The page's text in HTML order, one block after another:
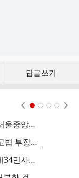
답글쓰기
[국민감사] 마은혁 (현)헌법재판관, (전)서울중앙지법 판사 를 직권남용, 국헌문란죄로 고발합니다
[국민감사] 노태악 (현)대법관, (전)서울고법 부장판사 를 직권남용, 국헌문란죄로 고발합니다
[국민감사] 서울중앙지법 민사35단독, 제34민사부, 민사87단독, 민사36단독, 민사22단독,